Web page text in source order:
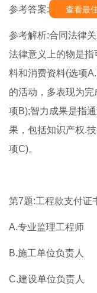
参考答案: 查看最
参考解析:合同法律
法律意义上的物是
料和消费资料(选项
的活动，多表现为
项B);智力成果是指
果，包括知识产权.
项C)。
第7题:工程款支付证
A.专业监理工程师
B.施工单位负责人
C.建设单位负责人